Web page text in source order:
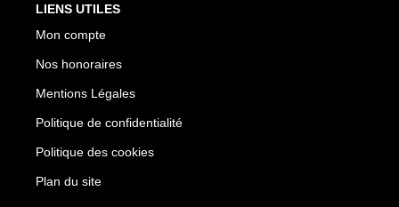
LIENS UTILES
Mon compte
Nos honoraires
Mentions Légales
Politique de confidentialité
Politique des cookies
Plan du site